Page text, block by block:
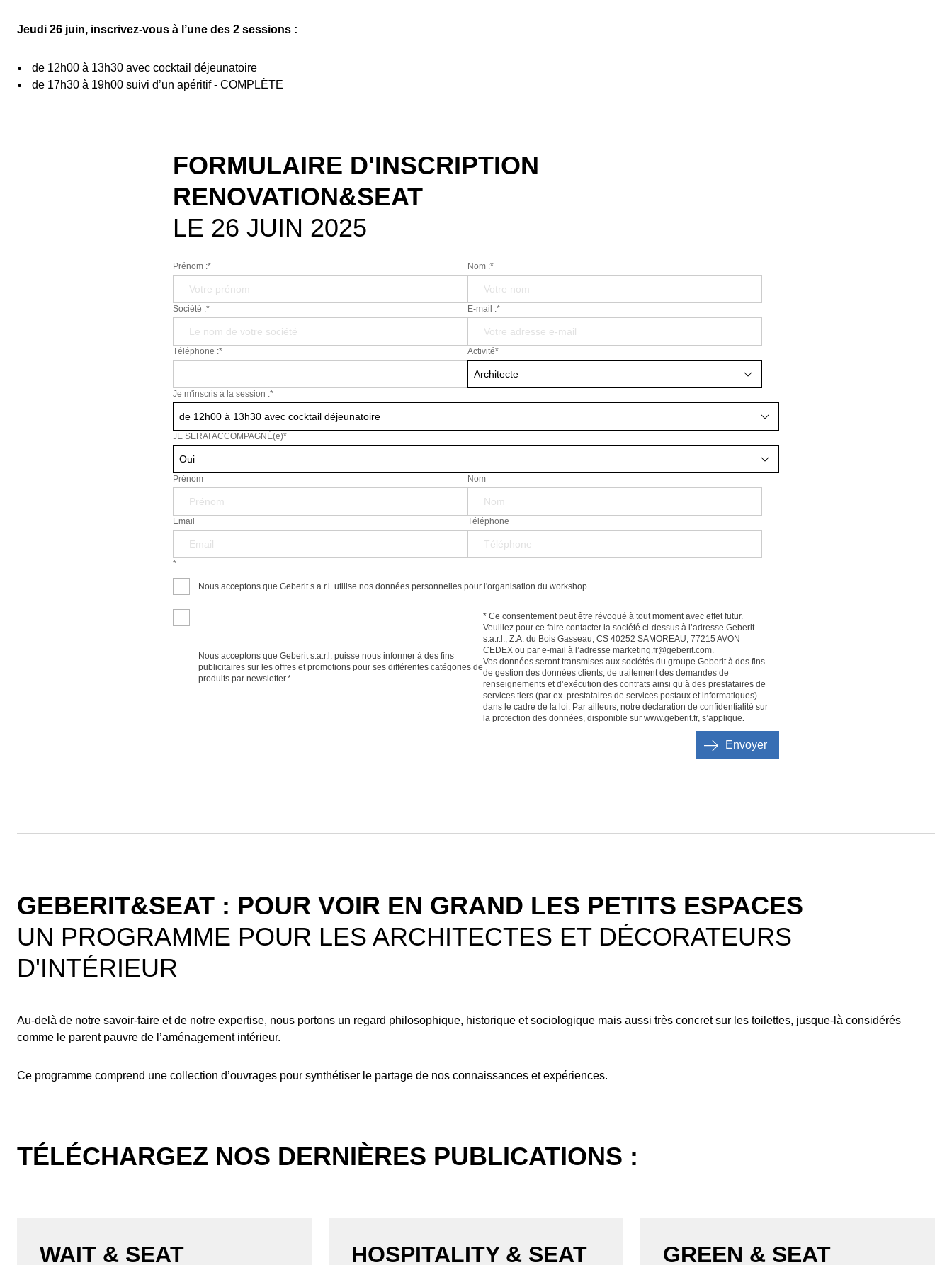
Jeudi 26 juin, inscrivez-vous à l’une des 2 sessions :
de 12h00 à 13h30 avec cocktail déjeunatoire
de 17h30 à 19h00 suivi d’un apéritif - COMPLÈTE
FORMULAIRE D'INSCRIPTION
RENOVATION&SEAT
LE 26 JUIN 2025
Prénom :* Nom :*
Société :* E-mail :*
Téléphone :* Activité*
Architecte
Je m'inscris à la session :*
de 12h00 à 13h30 avec cocktail déjeunatoire
JE SERAI ACCOMPAGNÉ(e)*
Oui
Prénom Nom
Email Téléphone
*
Nous acceptons que Geberit s.a.r.l. utilise nos données personnelles pour l'organisation du workshop
Nous acceptons que Geberit s.a.r.l. puisse nous informer à des fins
publicitaires sur les offres et promotions pour ses différentes catégories de
produits par newsletter.*
* Ce consentement peut être révoqué à tout moment avec effet futur.
Veuillez pour ce faire contacter la société ci-dessus à l’adresse Geberit
s.a.r.l., Z.A. du Bois Gasseau, CS 40252 SAMOREAU, 77215 AVON
CEDEX ou par e-mail à l’adresse marketing.fr@geberit.com.
Vos données seront transmises aux sociétés du groupe Geberit à des fins
de gestion des données clients, de traitement des demandes de
renseignements et d’exécution des contrats ainsi qu’à des prestataires de
services tiers (par ex. prestataires de services postaux et informatiques)
dans le cadre de la loi. Par ailleurs, notre déclaration de confidentialité sur
la protection des données, disponible sur www.geberit.fr, s’applique.
Envoyer
GEBERIT&SEAT : POUR VOIR EN GRAND LES PETITS ESPACES
UN PROGRAMME POUR LES ARCHITECTES ET DÉCORATEURS
D'INTÉRIEUR
Au-delà de notre savoir-faire et de notre expertise, nous portons un regard philosophique, historique et sociologique mais aussi très concret sur les toilettes, jusque-là̀ considérés
comme le parent pauvre de l’aménagement intérieur.
Ce programme comprend une collection d’ouvrages pour synthétiser le partage de nos connaissances et expériences.
TÉLÉCHARGEZ NOS DERNIÈRES PUBLICATIONS :
WAIT & SEAT HOSPITALITY & SEAT GREEN & SEAT